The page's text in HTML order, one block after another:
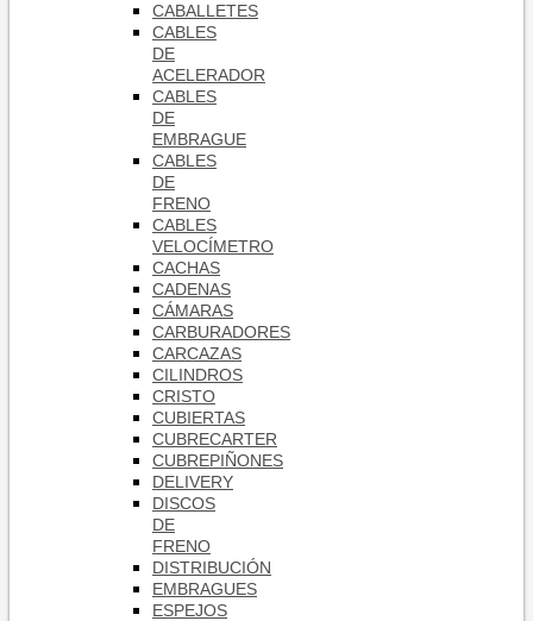
CABALLETES
CABLES
DE
ACELERADOR
CABLES
DE
EMBRAGUE
CABLES
DE
FRENO
CABLES
VELOCÍMETRO
CACHAS
CADENAS
CÁMARAS
CARBURADORES
CARCAZAS
CILINDROS
CRISTO
CUBIERTAS
CUBRECARTER
CUBREPIÑONES
DELIVERY
DISCOS
DE
FRENO
DISTRIBUCIÓN
EMBRAGUES
ESPEJOS